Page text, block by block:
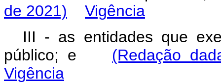
de 2021)
Vigência
III - as entidades que
público; e (Redação
Vigência